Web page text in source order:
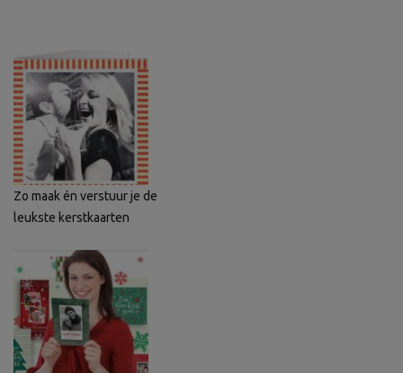
Zo maak én verstuur je de
leukste kerstkaarten